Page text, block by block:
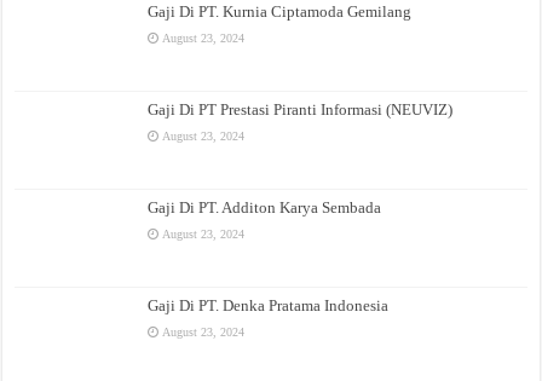
Gaji Di PT. Kurnia Ciptamoda Gemilang
August 23, 2024
Gaji Di PT Prestasi Piranti Informasi (NEUVIZ)
August 23, 2024
Gaji Di PT. Additon Karya Sembada
August 23, 2024
Gaji Di PT. Denka Pratama Indonesia
August 23, 2024